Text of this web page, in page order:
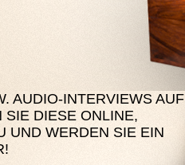
AUDIO-INTERVIEWS AUF
SIE DIESE ONLINE,
UND WERDEN SIE EIN